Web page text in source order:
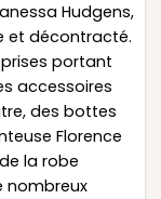
Hudgens,
et décontracté.
portant
accessoires
des bottes
Florence
la robe
nombreux